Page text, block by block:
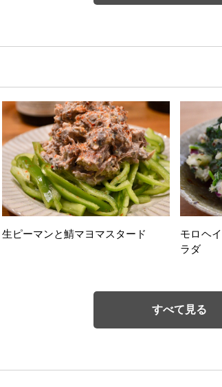
生ピーマンと鯖マヨマスタード
モロヘ
ラダ
すべて見る